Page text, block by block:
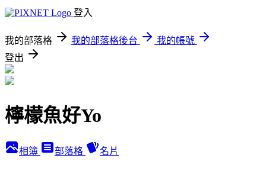
登入
我的部落格 我的部落格後台
我的帳號
登出
檸檬魚好Yo
相簿 部落格 名片